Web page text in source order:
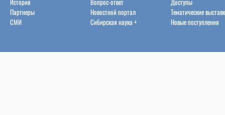
История
Партнеры
СМИ
Вопрос-ответ
Новостной портал
Сибирская наука +
Доступы
Тематические
Новые поступления